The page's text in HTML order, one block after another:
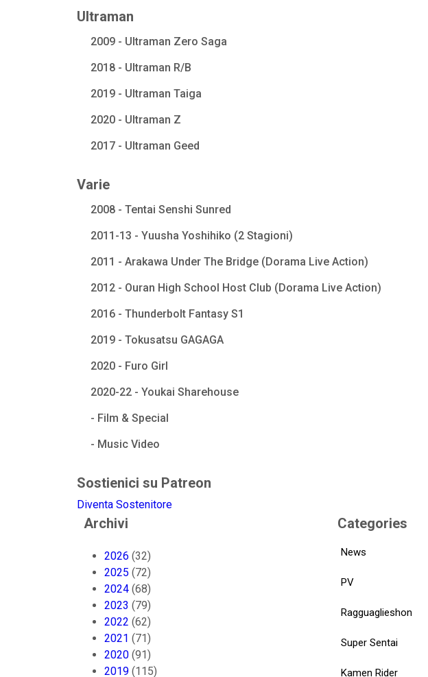
Ultraman
2009 - Ultraman Zero Saga
2018 - Ultraman R/B
2019 - Ultraman Taiga
2020 - Ultraman Z
2017 - Ultraman Geed
Varie
2008 - Tentai Senshi Sunred
2011-13 - Yuusha Yoshihiko (2 Stagioni)
2011 - Arakawa Under The Bridge (Dorama Live Action)
2012 - Ouran High School Host Club (Dorama Live Action)
2016 - Thunderbolt Fantasy S1
2019 - Tokusatsu GAGAGA
2020 - Furo Girl
2020-22 - Youkai Sharehouse
- Film & Special
- Music Video
Sostienici su Patreon
Diventa Sostenitore
Archivi
2026 (32)
2025 (72)
2024 (68)
2023 (79)
2022 (62)
2021 (71)
2020 (91)
2019 (115)
Categories
News
PV
Ragguaglieshon
Super Sentai
Kamen Rider